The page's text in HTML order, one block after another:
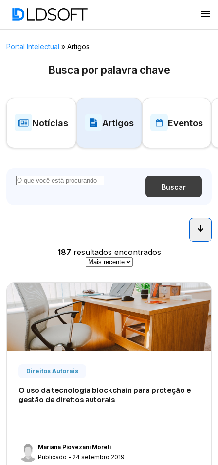
menu
Portal Intelectual » Artigos
Busca por palavra chave
Notícias Artigos Eventos
Buscar
arrow_downward_alt
187 resultados encontrados
Direitos Autorais
O uso da tecnologia blockchain para proteção e
gestão de direitos autorais
Mariana Piovezani Moreti
Publicado - 24 setembro 2019